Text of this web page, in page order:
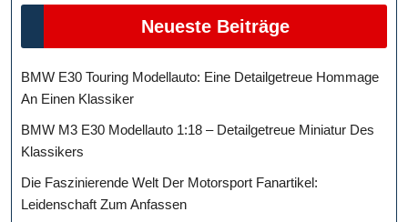
Neueste Beiträge
BMW E30 Touring Modellauto: Eine Detailgetreue Hommage
An Einen Klassiker
BMW M3 E30 Modellauto 1:18 – Detailgetreue Miniatur Des
Klassikers
Die Faszinierende Welt Der Motorsport Fanartikel:
Leidenschaft Zum Anfassen